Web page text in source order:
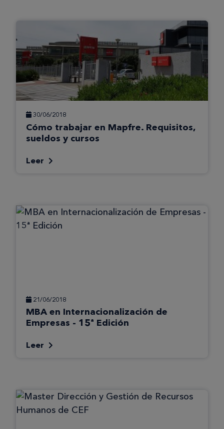
30/06/2018
Cómo trabajar en Mapfre. Requisitos,
sueldos y cursos
Leer
21/06/2018
MBA en Internacionalización de
Empresas - 15ª Edición
Leer